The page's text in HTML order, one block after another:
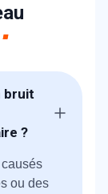
bruit
?
ou des